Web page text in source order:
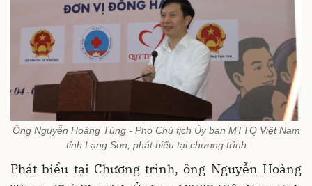
Ông Nguyễn Hoàng Tùng - Phó Chủ tịch Ủy ban MTTQ Việt Nam
tỉnh Lạng Sơn, phát biểu tại chương trình
Phát biểu tại Chương trình, ông Nguyễn Hoàng